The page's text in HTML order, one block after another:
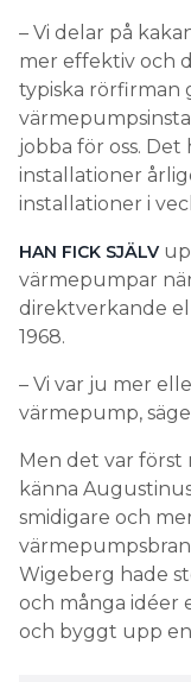
– Vi delar på
mer effektiv och
typiska rörfirman
jobba för oss. Det
installationer
installationer i
HAN FICK SJÄLV
värmepumpar
direktverkande
1968.
– Vi var ju mer
värmepump,
Men det var först
känna
smidigare och
Wigeberg hade
och många idéer
och byggt upp